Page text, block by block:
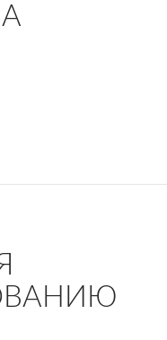
для